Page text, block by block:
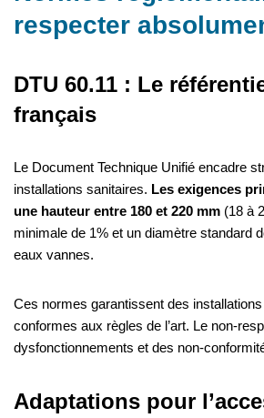
respecter
DTU 60.11 : Le
français
Le Document Technique Unifié encadre
installations sanitaires. Les exigences
une hauteur entre 180 et 220 mm (18 à
minimale de 1% et un diamètre standard
eaux vannes.
Ces normes garantissent des
conformes aux règles de l’art. Le non-
dysfonctionnements et des non-
Adaptations pour